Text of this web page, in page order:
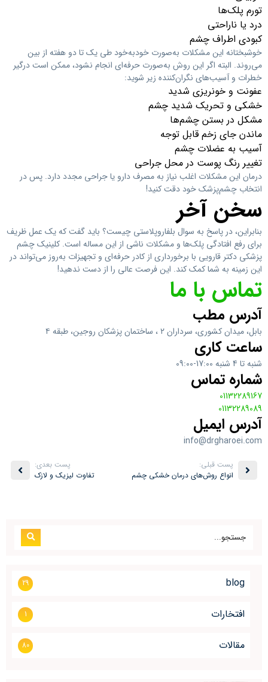
تورم پلک‌ها
درد یا ناراحتی
کبودی اطراف چشم
خوشبختانه این مشکلات به‌صورت خودبه‌خود طی یک تا دو هفته از بین
می‌روند. البته اگر این روش به‌صورت حرفه‌ای انجام نشود، ممکن است درگیر
خطرات و آسیب‌های نگران‌کننده زیر شوید:
عفونت و خونریزی شدید
خشکی و تحریک شدید چشم
مشکل در بستن چشم‌ها
ماندن جای زخم قابل توجه
آسیب به عضلات چشم
تغییر رنگ پوست در محل جراحی
درمان این مشکلات اغلب نیاز به مصرف دارو یا جراحی مجدد دارد. پس در
انتخاب چشم‌پزشک خود دقت کنید!
سخن آخر
بنابراین، در پاسخ به سوال بلفاروپلاستی چیست؟ باید گفت که یک عمل ظریف
برای رفع افتادگی پلک‌ها و مشکلات ناشی از این مساله است. کلینیک چشم
پزشکی دکتر قارویی با برخورداری از کادر حرفه‌ای و تجهیزات به‌روز می‌تواند در
این زمینه به شما کمک کند. این فرصت عالی را از دست ندهید!
تماس با ما
آدرس مطب
بابل، ميدان كشوري، سرداران ٢ ، ساختمان پزشكان روجين، طبقه ٤
ساعت کاری
شنبه تا 4 شنبه 17:00-09:00
شماره تماس
01132289167
01132289089
آدرس ایمیل
info@drgharoei.com
پست قبلی:
انواع روش‌های درمان خشکی چشم
پست بعدی:
تفاوت لیزیک و لازک
blog
29
افتخارات 1
مقالات 80